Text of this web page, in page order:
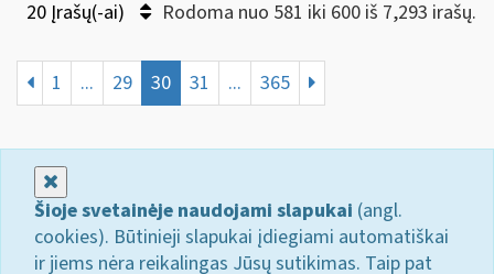
20 Įrašų(-ai) Rodoma nuo 581 iki 600 iš 7,293 irašų.
1 ... 29 30 31 ... 365
Šioje svetainėje naudojami slapukai (angl.
cookies). Būtinieji slapukai įdiegiami automatiškai
ir jiems nėra reikalingas Jūsų sutikimas. Taip pat